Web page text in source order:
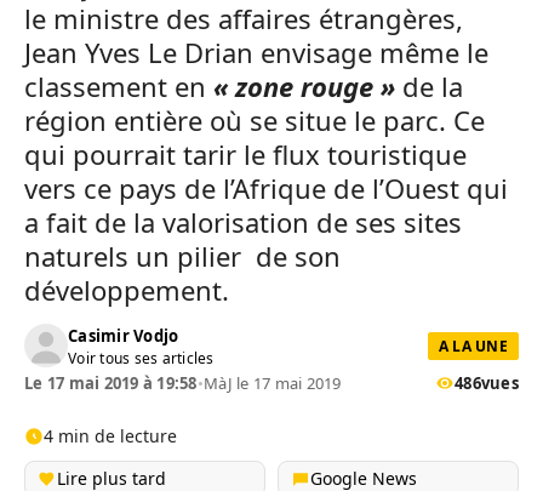
le ministre des affaires étrangères,
Jean Yves Le Drian envisage même le
classement en « zone rouge » de la
région entière où se situe le parc. Ce
qui pourrait tarir le flux touristique
vers ce pays de l’Afrique de l’Ouest qui
a fait de la valorisation de ses sites
naturels un pilier de son
développement.
Casimir Vodjo
Voir tous ses articles
A LA UNE
Le 17 mai 2019 à 19:58•MàJ le 17 mai 2019 486vues
4 min de lecture
Lire plus tard
Google News